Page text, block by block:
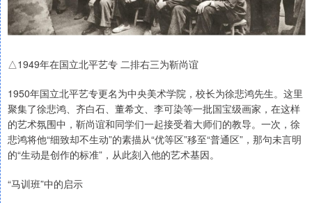
△1949年在国立北平艺专 二排右三为靳尚谊
1950年国立北平艺专更名为中央美术学院，校长为徐悲鸿先生。这里
聚集了徐悲鸿、齐白石、董希文、李可染等一批国宝级画家，在这样
的艺术氛围中，靳尚谊和同学们一起接受着大师们的教导。一次，徐
悲鸿将他“细致却不生动”的素描从“优等区”移至“普通区”，那句未言明
的“生动是创作的标准”，从此刻入他的艺术基因。
“马训班”中的启示